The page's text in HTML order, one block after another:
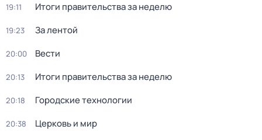
19:11 Итоги правительства за неделю
19:23 За лентой
20:00 Вести
20:13 Итоги правительства за неделю
20:18 Городские технологии
20:38 Церковь и мир